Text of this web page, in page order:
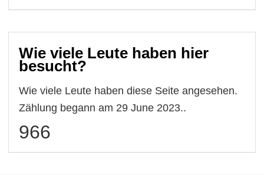
Wie viele Leute haben hier
besucht?
Wie viele Leute haben diese Seite angesehen.
Zählung begann am 29 June 2023..
966